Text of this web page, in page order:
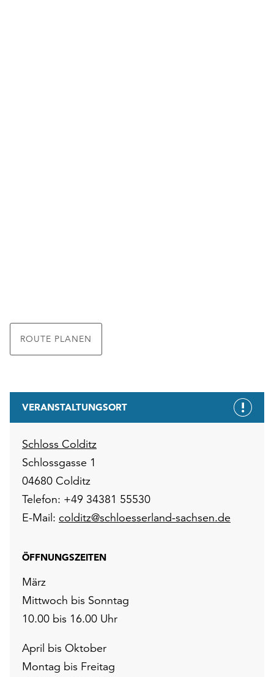
ROUTE PLANEN
VERANSTALTUNGSORT
Schloss Colditz
Schlossgasse 1
04680 Colditz
Telefon: +49 34381 55530
E-Mail: colditz@schloesserland-sachsen.de
ÖFFNUNGSZEITEN
März
Mittwoch bis Sonntag
10.00 bis 16.00 Uhr
April bis Oktober
Montag bis Freitag